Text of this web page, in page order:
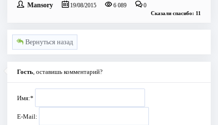
Mansory 19/08/2015 6 089 0
Сказали спасибо: 11
Вернуться назад
Гость, оставишь комментарий?
Имя:*
E-Mail: